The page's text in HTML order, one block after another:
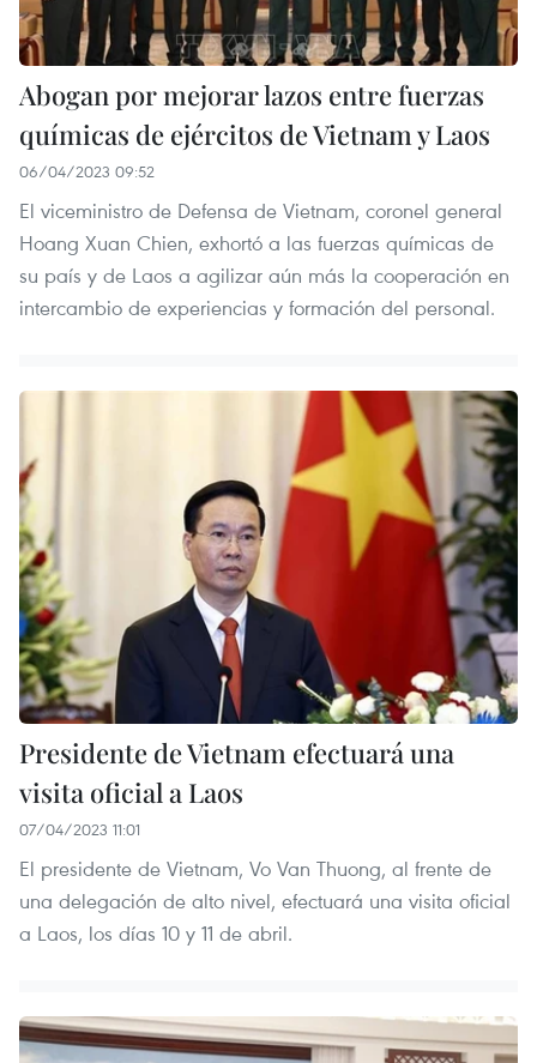
Abogan por mejorar lazos entre fuerzas
químicas de ejércitos de Vietnam y Laos
06/04/2023 09:52
El viceministro de Defensa de Vietnam, coronel general
Hoang Xuan Chien, exhortó a las fuerzas químicas de
su país y de Laos a agilizar aún más la cooperación en
intercambio de experiencias y formación del personal.
Presidente de Vietnam efectuará una
visita oficial a Laos
07/04/2023 11:01
El presidente de Vietnam, Vo Van Thuong, al frente de
una delegación de alto nivel, efectuará una visita oficial
a Laos, los días 10 y 11 de abril.